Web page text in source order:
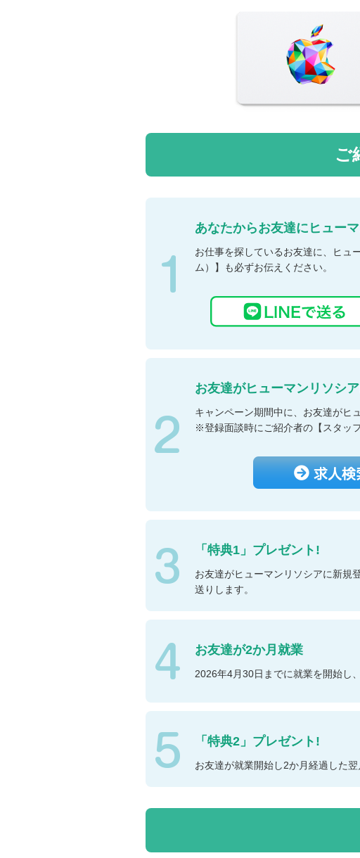
ご
あなたからお友達にヒュー
お仕事を探しているお友達に、ヒュ
ム）】も必ずお伝えください。
お友達がヒューマンリソシ
キャンペーン期間中に、お友達がヒ
※登録面談時にご紹介者の【スタッ
「特典1」プレゼント!
お友達がヒューマンリソシアに新規
送りします。
お友達が2か月就業
2026年4月30日までに就業を開始し
「特典2」プレゼント!
お友達が就業開始し2か月経過した